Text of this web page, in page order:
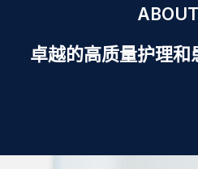
卓越的高质量护理和